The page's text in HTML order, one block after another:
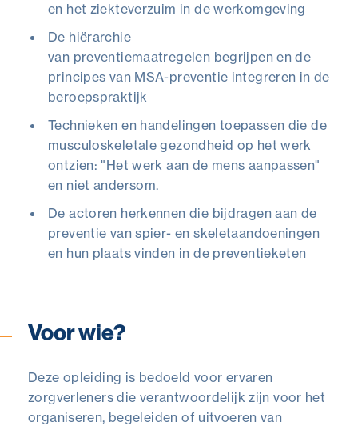
en het ziekteverzuim in de werkomgeving
De hiërarchie
van preventiemaatregelen begrijpen en de
principes van MSA-preventie integreren in de
beroepspraktijk
Technieken en handelingen toepassen die de
musculoskeletale gezondheid op het werk
ontzien: "Het werk aan de mens aanpassen"
en niet andersom.
De actoren herkennen die bijdragen aan de
preventie van spier- en skeletaandoeningen
en hun plaats vinden in de preventieketen
Voor wie?
Deze opleiding is bedoeld voor ervaren
zorgverleners die verantwoordelijk zijn voor het
organiseren, begeleiden of uitvoeren van